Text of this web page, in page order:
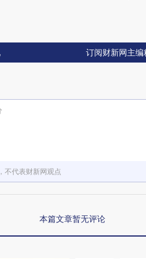
订阅财新网主编
不代表财新网观点
本篇文章暂无评论